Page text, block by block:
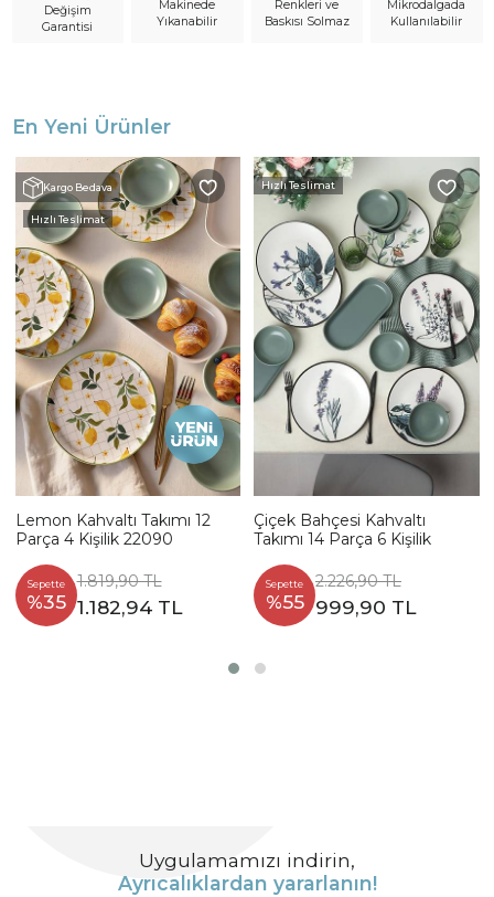
Değişim
Garantisi
Makinede
Yıkanabilir
Renkleri ve
Baskısı Solmaz
Mikrodalgada
Kullanılabilir
En Yeni Ürünler
Kargo Bedava
Hızlı Teslimat
Lemon Kahvaltı Takımı 12
Parça 4 Kişilik 22090
Sepette
%35
1.819,90 TL
1.182,94 TL
Hızlı Teslimat
Çiçek Bahçesi Kahvaltı
Takımı 14 Parça 6 Kişilik
Sepette
%55
2.226,90 TL
999,90 TL
Uygulamamızı indirin,
Ayrıcalıklardan yararlanın!